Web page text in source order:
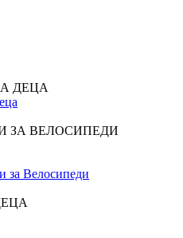
ДЕЦА
ЗА ВЕЛОСИПЕДИ
за Велосипеди